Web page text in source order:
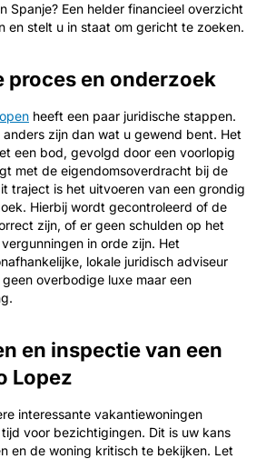
Spanje? Een helder financieel overzicht
en stelt u in staat om gericht te zoeken.
proces en onderzoek
heeft een paar juridische stappen.
zijn dan wat u gewend bent. Het
een bod, gevolgd door een voorlopig
met de eigendomsoverdracht bij de
traject is het uitvoeren van een grondig
Hierbij wordt gecontroleerd of de
zijn, of er geen schulden op het
in orde zijn. Het
lokale juridisch adviseur
overbodige luxe maar een
en inspectie van een
Lopez
interessante vakantiewoningen
voor bezichtigingen. Dit is uw kans
en de woning kritisch te bekijken. Let